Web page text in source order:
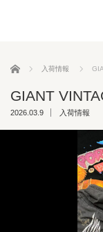
ホーム 入荷情報
GIANT
2026.03.9 入荷情報